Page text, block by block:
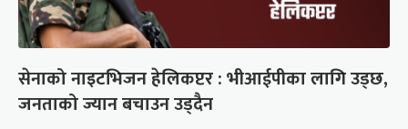
सेनाको नाइटभिजन हेलिकप्टर : भीआईपीका लागि उड्छ,
जनताको ज्यान बचाउन उड्दैन